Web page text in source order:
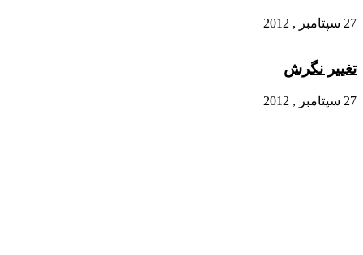
27 سپتامبر , 2012
تغییر نگرش
27 سپتامبر , 2012